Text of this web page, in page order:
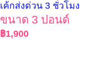
เค้กส่งด่วน 3 ชั่วโมง
ขนาด 3 ปอนด์
฿1,900